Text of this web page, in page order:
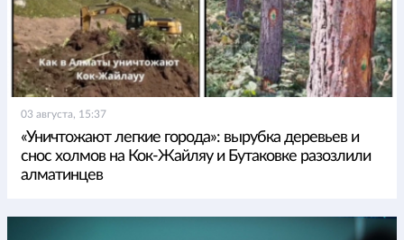
03 августа, 15:37
«Уничтожают легкие города»: вырубка деревьев и
снос холмов на Кок-Жайляу и Бутаковке разозлили
алматинцев